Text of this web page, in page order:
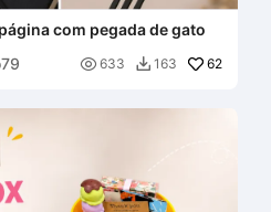
com pegada de gato
 633  163 62